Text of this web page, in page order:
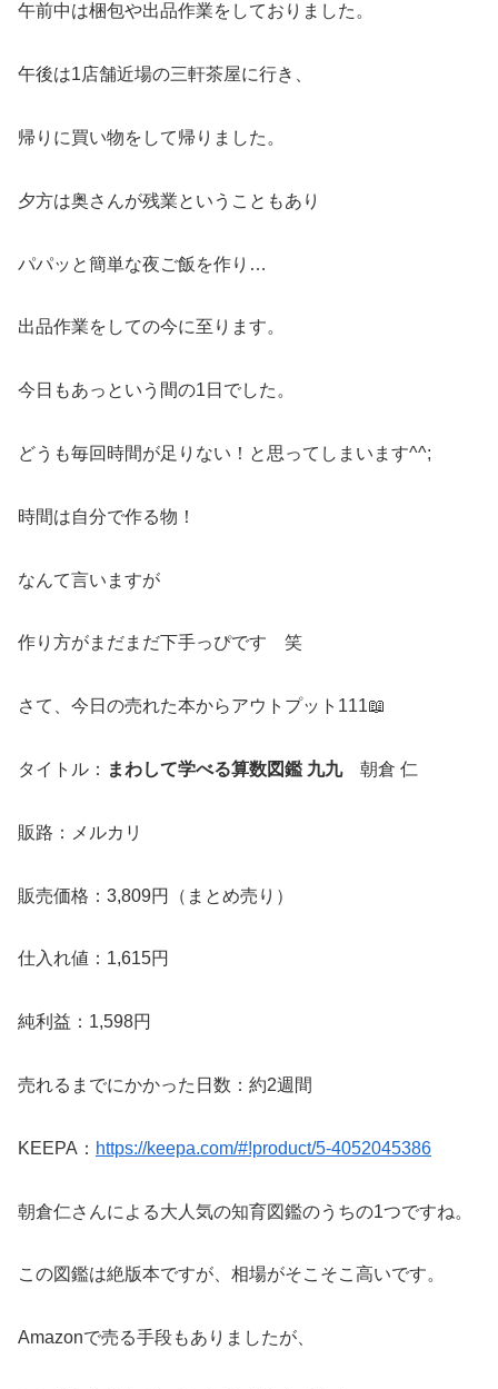
午前中は梱包や出品作業をしておりました。
午後は1店舗近場の三軒茶屋に行き、
帰りに買い物をして帰りました。
夕方は奥さんが残業ということもあり
パパッと簡単な夜ご飯を作り…
出品作業をしての今に至ります。
今日もあっという間の1日でした。
どうも毎回時間が足りない！と思ってしまいます^^;
時間は自分で作る物！
なんて言いますが
作り方がまだまだ下手っぴです 笑
さて、今日の売れた本からアウトプット111📖
タイトル： まわして学べる算数図鑑 九九朝倉 仁
販路：メルカリ
販売価格：3,809円（まとめ売り）
仕入れ値：1,615円
純利益：1,598円
売れるまでにかかった日数：約2週間
KEEPA： https://keepa.com/#!product/5-4052045386
朝倉仁さんによる大人気の知育図鑑のうちの1つですね。
この図鑑は絶版本ですが、相場がそこそこ高いです。
Amazonで売る手段もありましたが、